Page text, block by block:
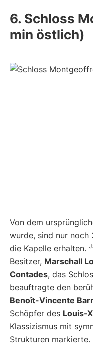
6. Schloss
min östlich)
Von dem
wurde, sind nur noch
die Kapelle erhalten.
Besitzer, Marschall
Contades, das
beauftragte den
Benoît-Vincente
Schöpfer des Louis-
Klassizismus mit
Strukturen markierte.